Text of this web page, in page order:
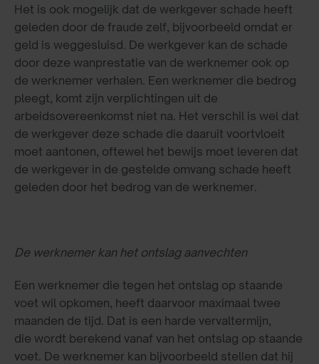
Het is ook mogelijk dat de werkgever schade heeft
geleden door de fraude zelf, bijvoorbeeld omdat er
geld is weggesluisd. De werkgever kan de schade
door deze wanprestatie van de werknemer ook op
de werknemer verhalen. Een werknemer die bedrog
pleegt, komt zijn verplichtingen uit de
arbeidsovereenkomst niet na. Het verschil is wel dat
de werkgever deze schade die daaruit voortvloeit
moet aantonen, oftewel het bewijs moet leveren dat
de werkgever in de gestelde omvang schade heeft
geleden door het bedrog van de werknemer.
De werknemer kan het ontslag aanvechten
Een werknemer die tegen het ontslag op staande
voet wil opkomen, heeft daarvoor maximaal twee
maanden de tijd. Dat is een harde vervaltermijn,
die wordt berekend vanaf van het ontslag op staande
voet. De werknemer kan bijvoorbeeld stellen dat hij